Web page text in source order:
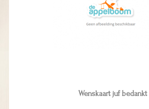
Wenskaart juf bedankt